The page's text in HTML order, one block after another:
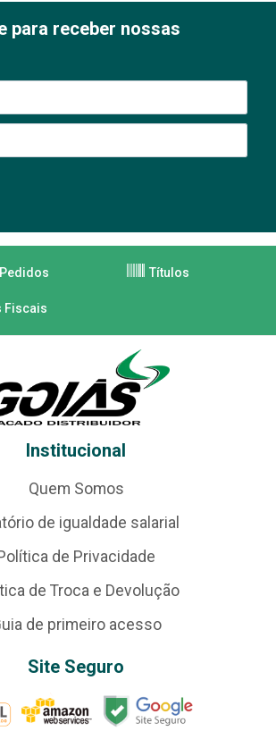
para receber nossas
Títulos
Fiscais
Institucional
Quem Somos
de igualdade salarial
de Privacidade
de Troca e Devolução
de primeiro acesso
Site Seguro